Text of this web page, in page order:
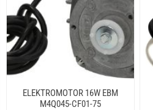
ELEKTROMOTOR 16W EBM
M4Q045-CF01-75